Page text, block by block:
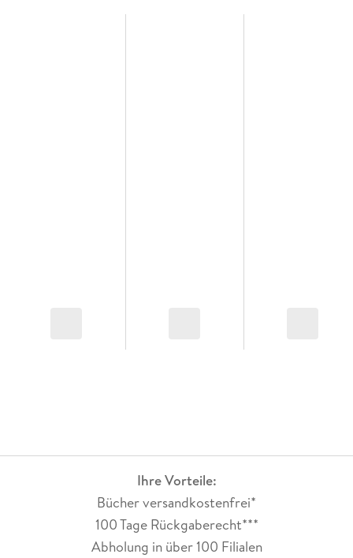
Ihre Vorteile:
Bücher versandkostenfrei*
100 Tage Rückgaberecht***
Abholung in über 100 Filialen